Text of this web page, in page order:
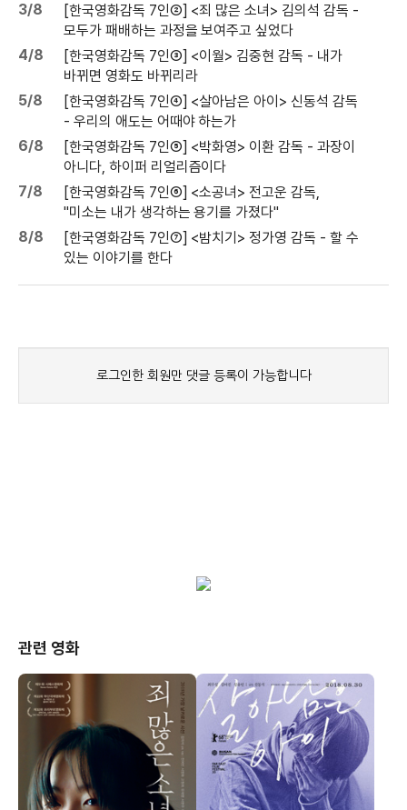
3/8
[한국영화감독 7인②] <죄 많은 소녀> 김의석 감독 -
모두가 패배하는 과정을 보여주고 싶었다
4/8
[한국영화감독 7인③] <이월> 김중현 감독 - 내가
바뀌면 영화도 바뀌리라
5/8
[한국영화감독 7인④] <살아남은 아이> 신동석 감독
- 우리의 애도는 어때야 하는가
6/8
[한국영화감독 7인⑤] <박화영> 이환 감독 - 과장이
아니다, 하이퍼 리얼리즘이다
7/8
[한국영화감독 7인⑥] <소공녀> 전고운 감독,
"미소는 내가 생각하는 용기를 가졌다"
8/8
[한국영화감독 7인⑦] <밤치기> 정가영 감독 - 할 수
있는 이야기를 한다
관련 영화